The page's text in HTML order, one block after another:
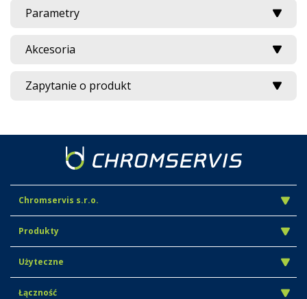
Parametry
Akcesoria
Zapytanie o produkt
Chromservis s.r.o.
Produkty
Użyteczne
Łączność